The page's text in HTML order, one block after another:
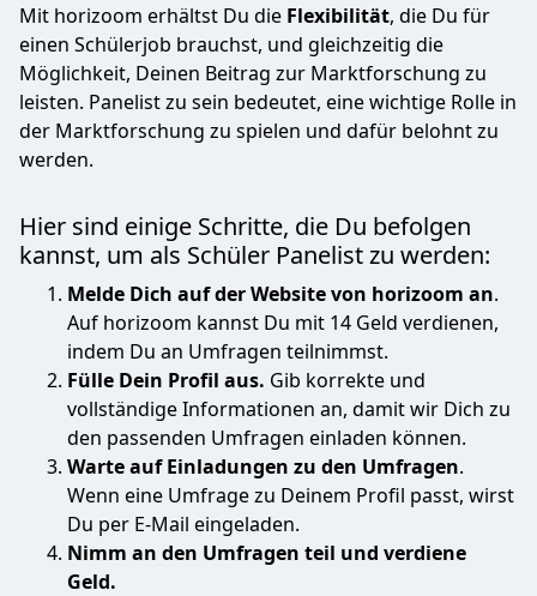
Mit horizoom erhältst Du die Flexibilität, die Du für
einen Schülerjob brauchst, und gleichzeitig die
Möglichkeit, Deinen Beitrag zur Marktforschung zu
leisten. Panelist zu sein bedeutet, eine wichtige Rolle in
der Marktforschung zu spielen und dafür belohnt zu
werden.
Hier sind einige Schritte, die Du befolgen
kannst, um als Schüler Panelist zu werden:
Melde Dich auf der Website von horizoom an.
Auf horizoom kannst Du mit 14 Geld verdienen,
indem Du an Umfragen teilnimmst.
Fülle Dein Profil aus. Gib korrekte und
vollständige Informationen an, damit wir Dich zu
den passenden Umfragen einladen können.
Warte auf Einladungen zu den Umfragen.
Wenn eine Umfrage zu Deinem Profil passt, wirst
Du per E-Mail eingeladen.
Nimm an den Umfragen teil und verdiene
Geld.